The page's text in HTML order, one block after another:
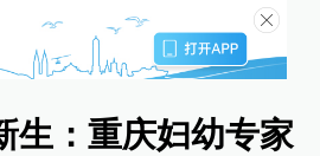
生：重庆妇幼专家